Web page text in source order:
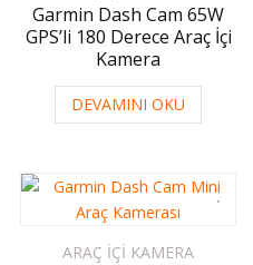
Garmin Dash Cam 65W
GPS’li 180 Derece Araç İçi
Kamera
DEVAMINI OKU
ARAÇ İÇI KAMERA